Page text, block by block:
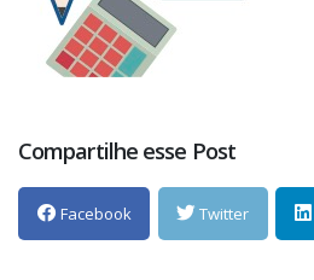
Compartilhe esse Post
Facebook Twitter